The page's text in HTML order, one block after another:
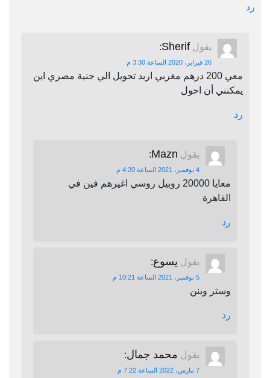
رد
يقول Sherif
:
26 فبراير، 2020 الساعة 3:30 م
معي 200 درهم مغربي اريد تحويل الي جنية مصري اين
يمكنني أن احول
رد
يقول Mazn
:
4 نوفمبر، 2021 الساعة 4:20 م
معايا 20000 روبيل روسي اغيرهم فين في
القاهرة
رد
يقول يسوع:
5 نوفمبر، 2021 الساعة 10:21 م
وستر وينن
رد
يقول محمد جمال:
7 مارس، 2022 الساعة 7:22 م